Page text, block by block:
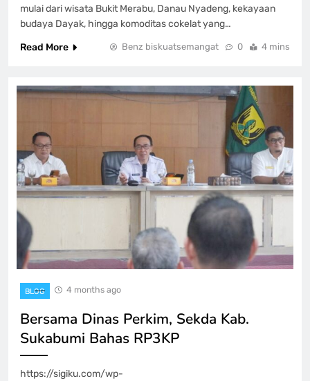
mulai dari wisata Bukit Merabu, Danau Nyadeng, kekayaan
budaya Dayak, hingga komoditas cokelat yang…
Read More
Benz biskuatsemangat 0 4 mins
BLOG 4 months ago
Bersama Dinas Perkim, Sekda Kab.
Sukabumi Bahas RP3KP
https://sigiku.com/wp-